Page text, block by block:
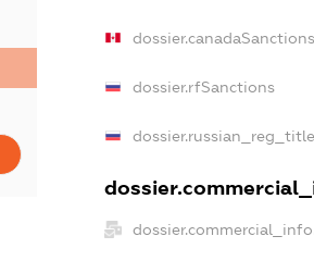
dossier.canadaSanctions
dossier.rfSanctions
dossier.russian_reg_title